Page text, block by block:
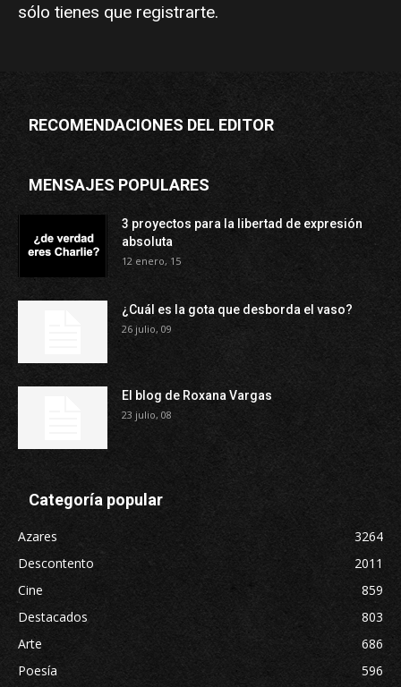
sólo tienes que registrarte.
RECOMENDACIONES DEL EDITOR
MENSAJES POPULARES
3 proyectos para la libertad de expresión
absoluta
12 enero, 15
¿Cuál es la gota que desborda el vaso?
26 julio, 09
El blog de Roxana Vargas
23 julio, 08
Categoría popular
Azares
3264
Descontento
2011
Cine
859
Destacados
803
Arte
686
Poesía
596